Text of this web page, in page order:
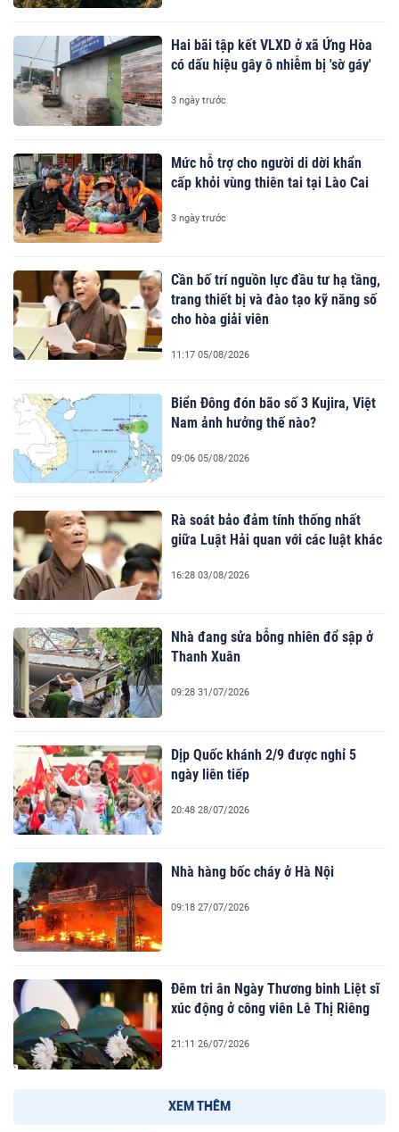
Hai bãi tập kết VLXD ở xã Ứng Hòa
có dấu hiệu gây ô nhiễm bị 'sờ gáy'
3 ngày trước
Mức hỗ trợ cho người di dời khẩn
cấp khỏi vùng thiên tai tại Lào Cai
3 ngày trước
Cần bố trí nguồn lực đầu tư hạ tầng,
trang thiết bị và đào tạo kỹ năng số
cho hòa giải viên
11:17 05/08/2026
Biển Đông đón bão số 3 Kujira, Việt
Nam ảnh hưởng thế nào?
09:06 05/08/2026
Rà soát bảo đảm tính thống nhất
giữa Luật Hải quan với các luật khác
16:28 03/08/2026
Nhà đang sửa bỗng nhiên đổ sập ở
Thanh Xuân
09:28 31/07/2026
Dịp Quốc khánh 2/9 được nghỉ 5
ngày liên tiếp
20:48 28/07/2026
Nhà hàng bốc cháy ở Hà Nội
09:18 27/07/2026
Đêm tri ân Ngày Thương binh Liệt sĩ
xúc động ở công viên Lê Thị Riêng
21:11 26/07/2026
XEM THÊM